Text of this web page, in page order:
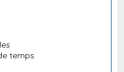
temps